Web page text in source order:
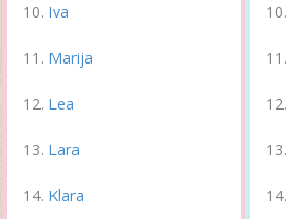
Iva
Marija
Lea
Lara
Klara